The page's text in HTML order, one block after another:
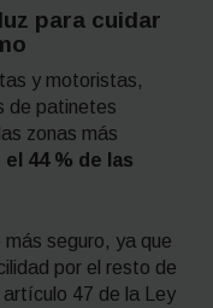
para cuidar
y motoristas,
de patinetes
zonas más
44 % de las
seguro, ya que
por el resto de
47 de la Ley